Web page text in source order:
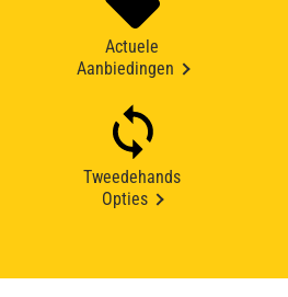
Actuele
Aanbiedingen
Tweedehands
Opties